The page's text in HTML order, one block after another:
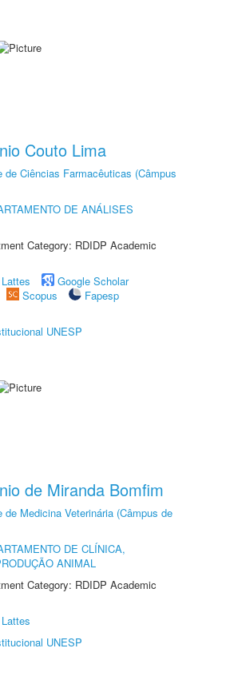
Couto Lima
de Ciências Farmacêuticas (Câmpus
DE ANÁLISES
Category: RDIDP Academic
Google Scholar
Scopus
Fapesp
UNESP
de Miranda Bomfim
de Medicina Veterinária (Câmpus de
DE CLÍNICA,
ANIMAL
Category: RDIDP Academic
UNESP